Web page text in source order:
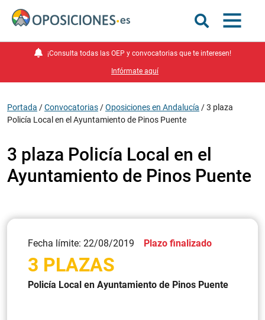
¡Consulta todas las OEP y convocatorias que te interesen!
Infórmate aquí
Portada /Convocatorias /Oposiciones en Andalucía /3 plaza
Policía Local en el Ayuntamiento de Pinos Puente
3 plaza Policía Local en el
Ayuntamiento de Pinos Puente
Fecha límite: 22/08/2019 Plazo finalizado
3 PLAZAS
Policía Local en Ayuntamiento de Pinos Puente